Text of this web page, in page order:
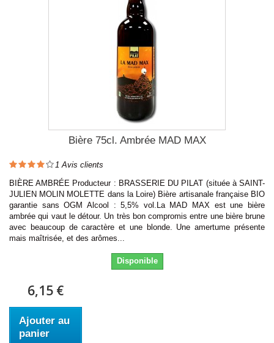
Bière 75cl. Ambrée MAD MAX
1 Avis clients
BIÈRE AMBRÉE Producteur : BRASSERIE DU PILAT (située à SAINT-
JULIEN MOLIN MOLETTE dans la Loire) Bière artisanale française BIO
garantie sans OGM Alcool : 5,5% vol.La MAD MAX est une bière
ambrée qui vaut le détour. Un très bon compromis entre une bière brune
avec beaucoup de caractère et une blonde. Une amertume présente
mais maîtrisée, et des arômes...
Disponible
6,15 €
Ajouter au
panier